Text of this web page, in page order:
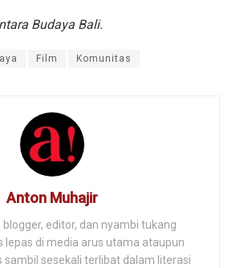
Budaya Bali.
Film Komunitas
Anton Muhajir
blogger, editor, dan nyambi tukang
lepas di media arus utama ataupun
sambil sesekali terlibat dalam literasi